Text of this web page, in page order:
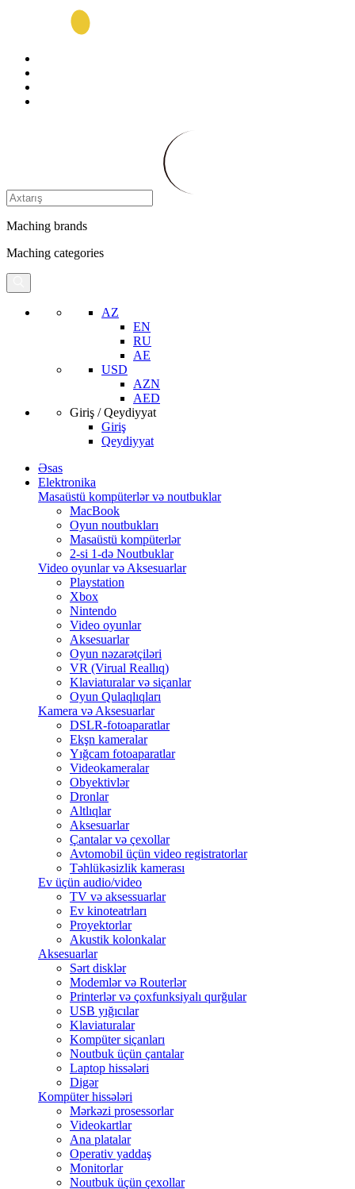
Maching brands
Maching categories
AZ
EN
RU
AE
USD
AZN
AED
Giriş / Qeydiyyat
Giriş
Qeydiyyat
Əsas
Elektronika
Masaüstü kompüterlər və noutbuklar
MacBook
Oyun noutbukları
Masaüstü kompüterlər
2-si 1-də Noutbuklar
Video oyunlar və Aksesuarlar
Playstation
Xbox
Nintendo
Video oyunlar
Aksesuarlar
Oyun nəzarətçiləri
VR (Virual Reallıq)
Klaviaturalar və siçanlar
Oyun Qulaqlıqları
Kamera və Aksesuarlar
DSLR-fotoaparatlar
Ekşn kameralar
Yığcam fotoaparatlar
Videokameralar
Obyektivlər
Dronlar
Altlıqlar
Aksesuarlar
Çantalar və çexollar
Avtomobil üçün video registratorlar
Təhlükəsizlik kamerası
Ev üçün audio/video
TV və aksessuarlar
Ev kinoteatrları
Proyektorlar
Akustik kolonkalar
Aksesuarlar
Sərt disklər
Modemlər və Routerlər
Printerlər və çoxfunksiyalı qurğular
USB yığıcılar
Klaviaturalar
Kompüter siçanları
Noutbuk üçün çantalar
Laptop hissələri
Digər
Kompüter hissələri
Mərkəzi prosessorlar
Videokartlar
Ana platalar
Operativ yaddaş
Monitorlar
Noutbuk üçün çexollar